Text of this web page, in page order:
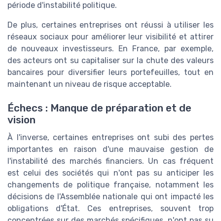
période d'instabilité politique.
De plus, certaines entreprises ont réussi à utiliser les
réseaux sociaux pour améliorer leur visibilité et attirer
de nouveaux investisseurs. En France, par exemple,
des acteurs ont su capitaliser sur la chute des valeurs
bancaires pour diversifier leurs portefeuilles, tout en
maintenant un niveau de risque acceptable.
Échecs : Manque de préparation et de
vision
À l'inverse, certaines entreprises ont subi des pertes
importantes en raison d'une mauvaise gestion de
l'instabilité des marchés financiers. Un cas fréquent
est celui des sociétés qui n'ont pas su anticiper les
changements de politique française, notamment les
décisions de l'Assemblée nationale qui ont impacté les
obligations d'État. Ces entreprises, souvent trop